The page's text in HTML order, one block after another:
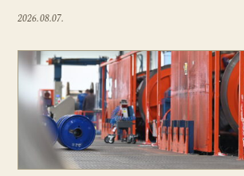
2026.08.07.